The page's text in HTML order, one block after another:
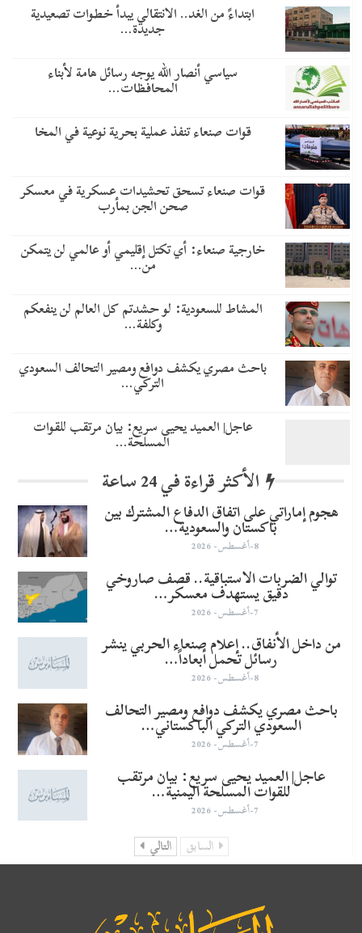
​ابتداءً من الغد.. الانتقالي يبدأ خطوات تصعيدية
جديدة…
سياسي أنصار الله يوجه رسائل هامة لأبناء
المحافظات…
قوات صنعاء تنفذ عملية بحرية نوعية في المخا
قوات صنعاء تسحق تحشيدات عسكرية في معسكر
صحن الجن بمأرب
خارجية صنعاء: أي تكتل إقليمي أو عالمي لن يتمكن
من…
المشاط للسعودية: لو حشدتم كل العالم لن ينفعكم
وكلفة…
باحث مصري يكشف دوافع ومصير التحالف السعودي
التركي…
عاجل| العميد يحيى سريع: بيان مرتقب للقوات
المسلحة…
الأكثر قراءة في 24 ساعة
هجوم إماراتي على اتفاق الدفاع المشترك بين
باكستان والسعودية…
8-أغسطس- 2026
توالي الضربات الاستباقية.. قصف صاروخي
دقيق يستهدف معسكر…
7-أغسطس- 2026
من داخل الأنفاق.. إعلام صنعاء الحربي ينشر
رسائل تحمل أبعاداً…
8-أغسطس- 2026
باحث مصري يكشف دوافع ومصير التحالف
السعودي التركي الباكستاني…
7-أغسطس- 2026
عاجل| العميد يحيى سريع: بيان مرتقب
للقوات المسلحة اليمنية…
7-أغسطس- 2026
السابق التالي